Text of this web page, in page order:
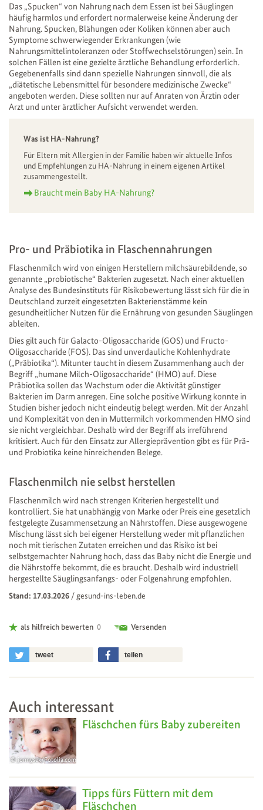
Das „Spucken“ von Nahrung nach dem Essen ist bei Säuglingen
häufig harmlos und erfordert normalerweise keine Änderung der
Nahrung. Spucken, Blähungen oder Koliken können aber auch
Symptome schwerwiegender Erkrankungen (wie
Nahrungsmittelintoleranzen oder Stoffwechselstörungen) sein. In
solchen Fällen ist eine gezielte ärztliche Behandlung erforderlich.
Gegebenenfalls sind dann spezielle Nahrungen sinnvoll, die als
„diätetische Lebensmittel für besondere medizinische Zwecke“
angeboten werden. Diese sollten nur auf Anraten von Ärztin oder
Arzt und unter ärztlicher Aufsicht verwendet werden.
Was ist HA-Nahrung?
Für Eltern mit Allergien in der Familie haben wir aktuelle Infos
und Empfehlungen zu HA-Nahrung in einem eigenen Artikel
zusammengestellt.
Braucht mein Baby HA-Nahrung?
Pro- und Präbiotika in Flaschennahrungen
Flaschenmilch wird von einigen Herstellern milchsäurebildende, so
genannte „probiotische“ Bakterien zugesetzt. Nach einer aktuellen
Analyse des Bundesinstituts für Risikobewertung lässt sich für die in
Deutschland zurzeit eingesetzten Bakterienstämme kein
gesundheitlicher Nutzen für die Ernährung von gesunden Säuglingen
ableiten.
Dies gilt auch für Galacto-Oligosaccharide (GOS) und Fructo-
Oligosaccharide (FOS). Das sind unverdauliche Kohlenhydrate
(„Präbiotika“). Mitunter taucht in diesem Zusammenhang auch der
Begriff „humane Milch-Oligosaccharide“ (HMO) auf. Diese
Präbiotika sollen das Wachstum oder die Aktivität günstiger
Bakterien im Darm anregen. Eine solche positive Wirkung konnte in
Studien bisher jedoch nicht eindeutig belegt werden. Mit der Anzahl
und Komplexität von den in Muttermilch vorkommenden HMO sind
sie nicht vergleichbar. Deshalb wird der Begriff als irreführend
kritisiert. Auch für den Einsatz zur Allergieprävention gibt es für Prä-
und Probiotika keine hinreichenden Belege.
Flaschenmilch nie selbst herstellen
Flaschenmilch wird nach strengen Kriterien hergestellt und
kontrolliert. Sie hat unabhängig von Marke oder Preis eine gesetzlich
festgelegte Zusammensetzung an Nährstoffen. Diese ausgewogene
Mischung lässt sich bei eigener Herstellung weder mit pflanzlichen
noch mit tierischen Zutaten erreichen und das Risiko ist bei
selbstgemachter Nahrung hoch, dass das Baby nicht die Energie und
die Nährstoffe bekommt, die es braucht. Deshalb wird industriell
hergestellte Säuglingsanfangs- oder Folgenahrung empfohlen.
Stand: 17.03.2026 /gesund-ins-leben.de
als hilfreich bewerten 0 Versenden
tweet teilen
Auch interessant
Fläschchen fürs Baby zubereiten
jonnysek/Fotolia.com
Tipps fürs Füttern mit dem
Fläschchen